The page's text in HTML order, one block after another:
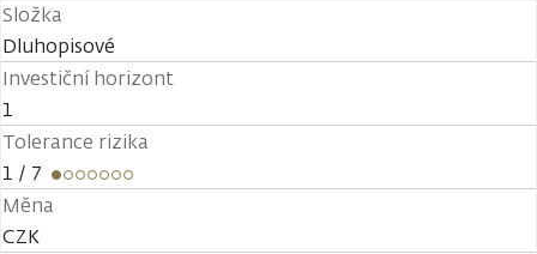
Složka
Dluhopisové
Investiční horizont
1
Tolerance rizika
1 / 7
Měna
CZK